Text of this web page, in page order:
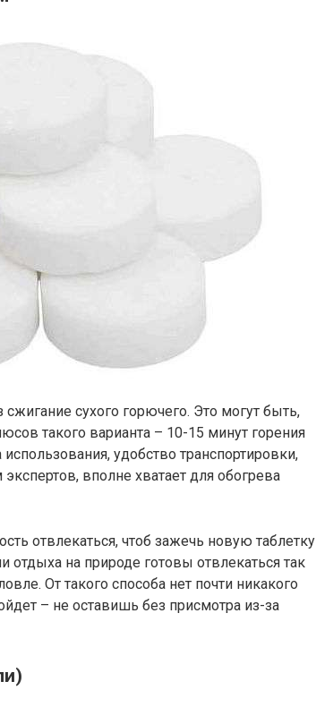
сухого горючего. Это могут быть,
такого варианта – 10-15 минут горения
удобство транспортировки,
вполне хватает для обогрева
отвлекаться, чтоб зажечь новую таблетку
отдыха на природе готовы отвлекаться так
От такого способа нет почти никакого
– не оставишь без присмотра из-за